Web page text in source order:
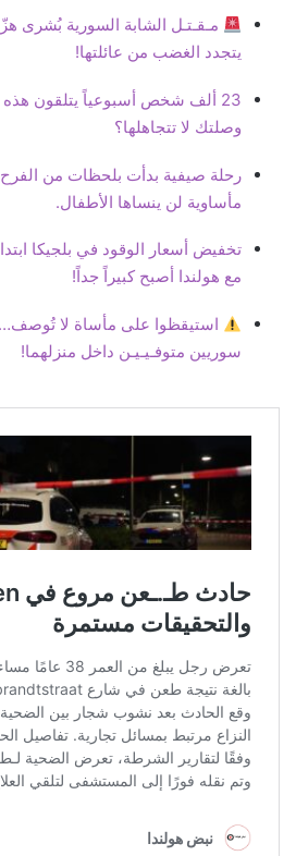
مـقـتـل الشابة السورية بُشرى
يتجدد الغضب من عائلتها!
وصلتك لا تتجاهلها؟
رحلة صيفية بدأت بلحظات من
مأساوية لن ينساها الأطفال.
تخفيض أسعار الوقود في بلجيكا
مع هولندا أصبح كبيراً جداً!
استيقظوا على مأساة لا
سوريين متوفـيـيـن داخل منزلهما!